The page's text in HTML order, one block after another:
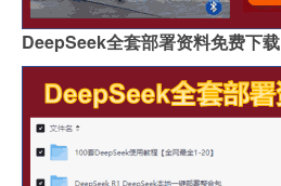
DeepSeek全套部署资料免费下载